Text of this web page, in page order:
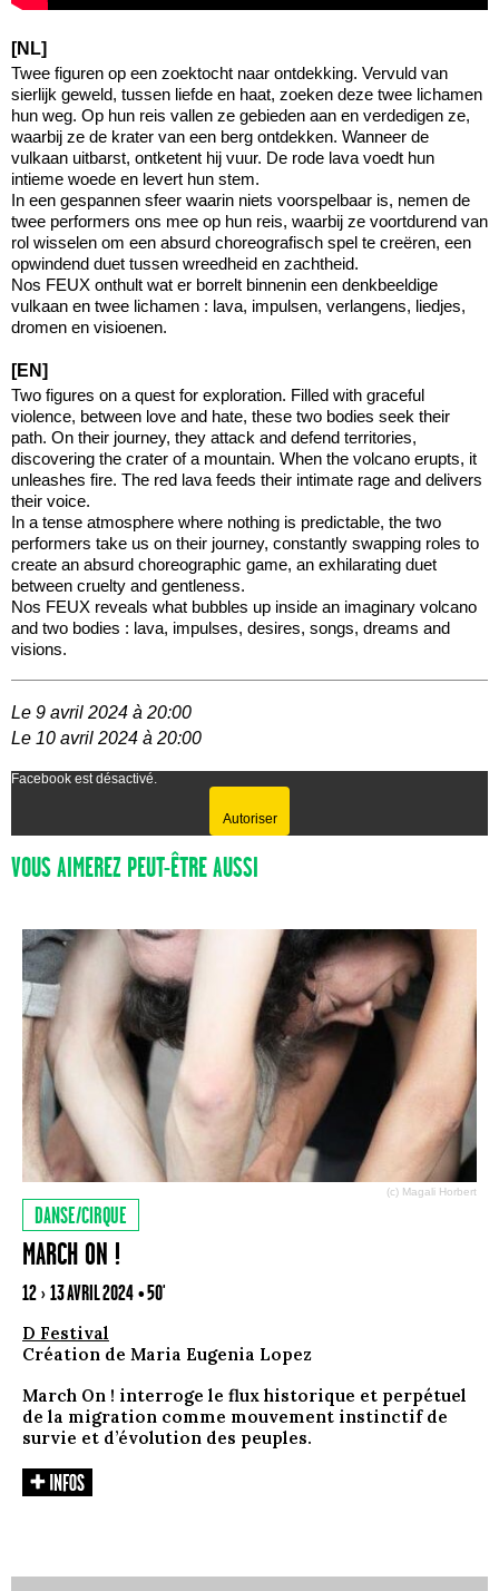
[NL]
Twee figuren op een zoektocht naar ontdekking. Vervuld van
sierlijk geweld, tussen liefde en haat, zoeken deze twee lichamen
hun weg. Op hun reis vallen ze gebieden aan en verdedigen ze,
waarbij ze de krater van een berg ontdekken. Wanneer de
vulkaan uitbarst, ontketent hij vuur. De rode lava voedt hun
intieme woede en levert hun stem.
In een gespannen sfeer waarin niets voorspelbaar is, nemen de
twee performers ons mee op hun reis, waarbij ze voortdurend van
rol wisselen om een absurd choreografisch spel te creëren, een
opwindend duet tussen wreedheid en zachtheid.
Nos FEUX onthult wat er borrelt binnenin een denkbeeldige
vulkaan en twee lichamen : lava, impulsen, verlangens, liedjes,
dromen en visioenen.
[EN]
Two figures on a quest for exploration. Filled with graceful
violence, between love and hate, these two bodies seek their
path. On their journey, they attack and defend territories,
discovering the crater of a mountain. When the volcano erupts, it
unleashes fire. The red lava feeds their intimate rage and delivers
their voice.
In a tense atmosphere where nothing is predictable, the two
performers take us on their journey, constantly swapping roles to
create an absurd choreographic game, an exhilarating duet
between cruelty and gentleness.
Nos FEUX reveals what bubbles up inside an imaginary volcano
and two bodies : lava, impulses, desires, songs, dreams and
visions.
Le 9 avril 2024 à 20:00
Le 10 avril 2024 à 20:00
Facebook est désactivé.
Autoriser
VOUS AIMEREZ PEUT-ÊTRE AUSSI
(c) Magali Horbert
DANSE/CIRQUE
MARCH ON !
12 › 13 AVRIL 2024 • 50'
D Festival
Création de Maria Eugenia Lopez
March On ! interroge le flux historique et perpétuel
de la migration comme mouvement instinctif de
survie et d’évolution des peuples.